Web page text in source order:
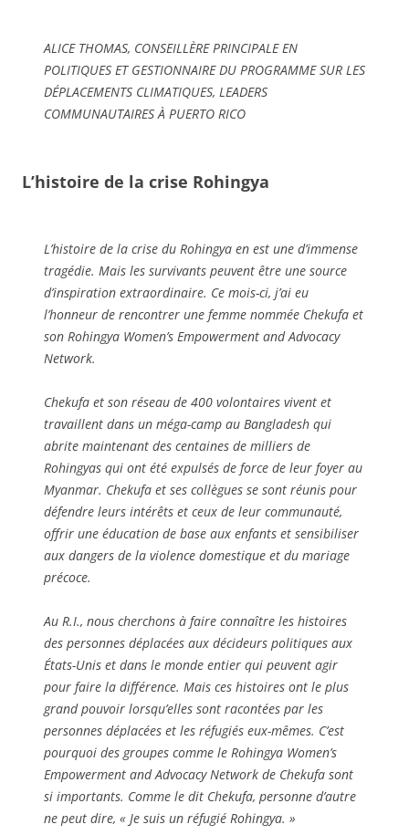
ALICE THOMAS, CONSEILLÈRE PRINCIPALE EN
POLITIQUES ET GESTIONNAIRE DU PROGRAMME SUR LES
DÉPLACEMENTS CLIMATIQUES, LEADERS
COMMUNAUTAIRES À PUERTO RICO
L’histoire de la crise Rohingya
L’histoire de la crise du Rohingya en est une d’immense
tragédie. Mais les survivants peuvent être une source
d’inspiration extraordinaire. Ce mois-ci, j’ai eu
l’honneur de rencontrer une femme nommée Chekufa et
son Rohingya Women’s Empowerment and Advocacy
Network.
Chekufa et son réseau de 400 volontaires vivent et
travaillent dans un méga-camp au Bangladesh qui
abrite maintenant des centaines de milliers de
Rohingyas qui ont été expulsés de force de leur foyer au
Myanmar. Chekufa et ses collègues se sont réunis pour
défendre leurs intérêts et ceux de leur communauté,
offrir une éducation de base aux enfants et sensibiliser
aux dangers de la violence domestique et du mariage
précoce.
Au R.I., nous cherchons à faire connaître les histoires
des personnes déplacées aux décideurs politiques aux
États-Unis et dans le monde entier qui peuvent agir
pour faire la différence. Mais ces histoires ont le plus
grand pouvoir lorsqu’elles sont racontées par les
personnes déplacées et les réfugiés eux-mêmes. C’est
pourquoi des groupes comme le Rohingya Women’s
Empowerment and Advocacy Network de Chekufa sont
si importants. Comme le dit Chekufa, personne d’autre
ne peut dire, « Je suis un réfugié Rohingya. »